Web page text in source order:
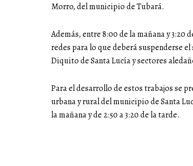
Morro, del municipio de Tubará.
Además, entre 8:00 de la mañana y
redes para lo que deberá suspenderse
Diquito de Santa Lucía y sectores
Para el desarrollo de estos trabajos se
urbana y rural del municipio de Santa
la mañana y de 2:50 a 3:20 de la tarde.